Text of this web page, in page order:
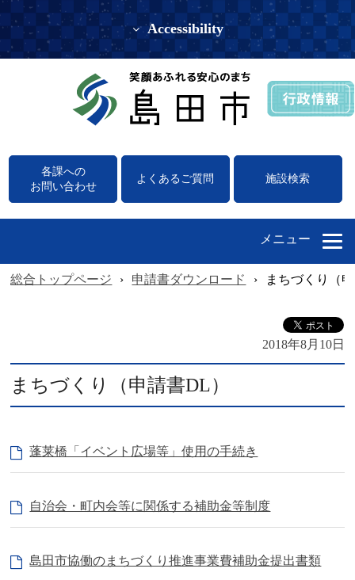
Accessibility
各課への
お問い合わせ
よくあるご質問 施設検索
メニュー
総合トップページ › 申請書ダウンロード › まちづくり（
2018年8月10日
まちづくり（申請書DL）
蓬莱橋「イベント広場等」使用の手続き
自治会・町内会等に関係する補助金等制度
島田市協働のまちづくり推進事業費補助金提出書類